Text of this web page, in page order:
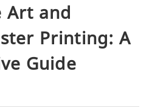
Art and
Printing: A
Guide